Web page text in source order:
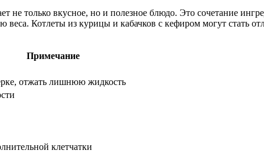
не только вкусное, но и полезное блюдо. Это сочетание
веса. Котлеты из курицы и кабачков с кефиром могут стать
Примечание
отжать лишнюю жидкость
клетчатки